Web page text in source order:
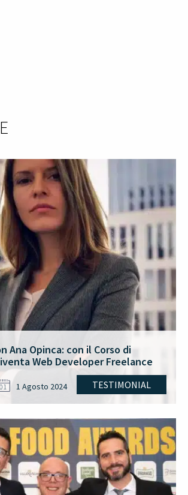
Ana Opinca: con il Corso di
Web Developer Freelance
TESTIMONIAL
01 1 Agosto 2024